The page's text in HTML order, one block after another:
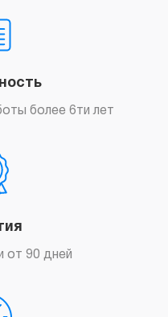
более 6ти лет
от 90 дней